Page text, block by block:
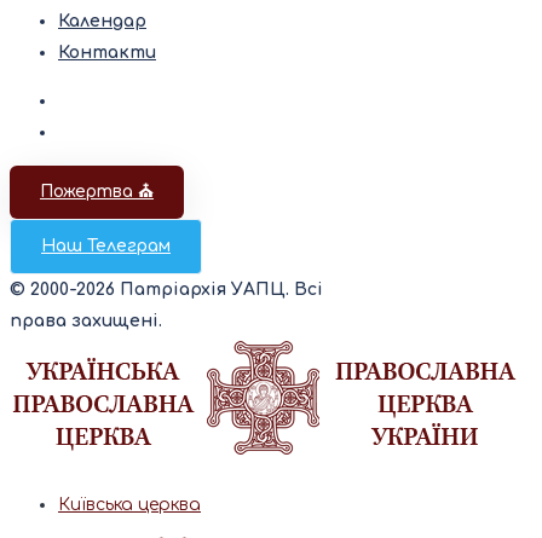
Календар
Контакти
Пожертва ⛪️
Наш Телеграм
© 2000-2026 Патріархія УАПЦ. Всі
права захищені.
Київська церква